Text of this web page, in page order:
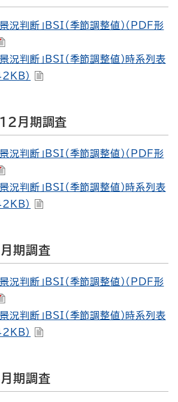
景況判断」BSI（季節調整値）（PDF形
景況判断」BSI（季節調整値）時系列表
）
月期調査
景況判断」BSI（季節調整値）（PDF形
景況判断」BSI（季節調整値）時系列表
）
期調査
景況判断」BSI（季節調整値）（PDF形
景況判断」BSI（季節調整値）時系列表
）
期調査